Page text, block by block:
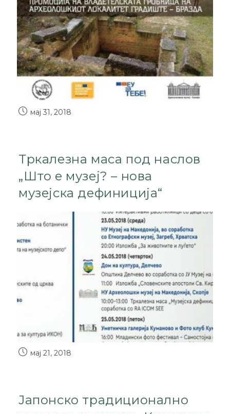
мај 31, 2018
Тркалезна маса под наслов
„Што е музеј? – нова
музејска дефиниција“
мај 21, 2018
Јапонско традиционално